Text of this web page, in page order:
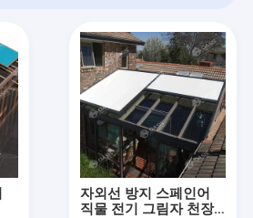
자외선 방지 스페인어
직물 전기 그림자 천장,